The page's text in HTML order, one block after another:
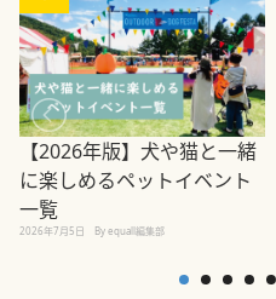
【2026年版】犬や猫と一緒
に楽しめるペットイベント
一覧
2026年7月5日 By equall編集部